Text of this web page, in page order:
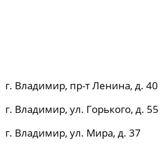
г. Владимир, пр-т Ленина, д. 40
г. Владимир, ул. Горького, д. 55
г. Владимир, ул. Мира, д. 37